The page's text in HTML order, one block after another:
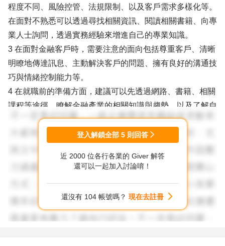
程度不同、風險控管、法規限制、以及客戶需求多樣化等。
在面對不熟悉可以透過尋找相關資訊、閱讀相關書籍、向專
業人士詢問，透過實務經驗來增進自己的專業知識。
3 在面對金融客戶時，需要注意的面向包括尊重客戶、清晰
明瞭地傳達訊息、主動解決客戶的問題、擁有良好的溝通技
巧與情緒控制能力等。
4 在就職前的準備方面，建議可以先透過網路、書籍、相關
課程等途徑，瞭解金融產業的相關知識與趨勢，以及了解自
己所負責的產品或服務。同時也要準備好相關的文件或資
料，以利與客戶進行溝通與交流。
5 就職上軌道前，您可以多做些相關行業的閱讀和研究，積
累更多的知識和資訊，也可以參加一些相關的研討會、培訓
6 最後，您需要注意溝通的方式和技巧，要注意掌握與客戶
的溝通節奏和語調，並且時刻保持耐心和專業，即便在面對
登入解鎖全部 5 則回答
近 2000 位各行各業的 Giver 解答
還可以一起加入討論唷！
還沒有 104 帳號嗎？ 現在去註冊